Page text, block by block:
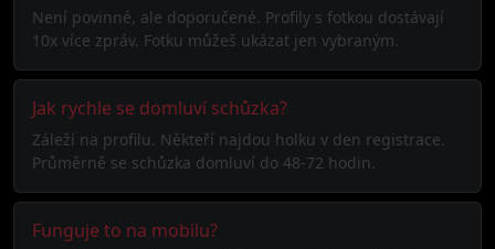
Není povinné, ale doporučené. Profily s fotkou dostávají
10x více zpráv. Fotku můžeš ukázat jen vybraným.
Jak rychle se domluví schůzka?
Záleží na profilu. Někteří najdou holku v den registrace.
Průměrně se schůzka domluví do 48-72 hodin.
Funguje to na mobilu?